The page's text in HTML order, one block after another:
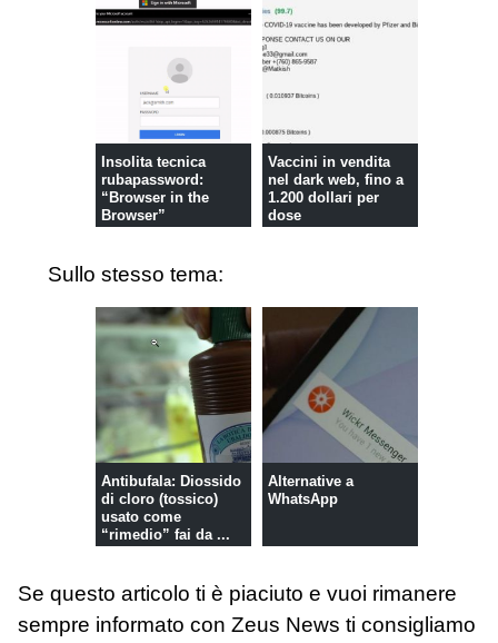
Insolita tecnica
rubapassword:
“Browser in the
Browser”
Vaccini in vendita
nel dark web, fino a
1.200 dollari per
dose
Sullo stesso tema:
Antibufala: Diossido
di cloro (tossico)
usato come
“rimedio” fai da ...
Alternative a
WhatsApp
Se questo articolo ti è piaciuto e vuoi rimanere
sempre informato con Zeus News ti consigliamo